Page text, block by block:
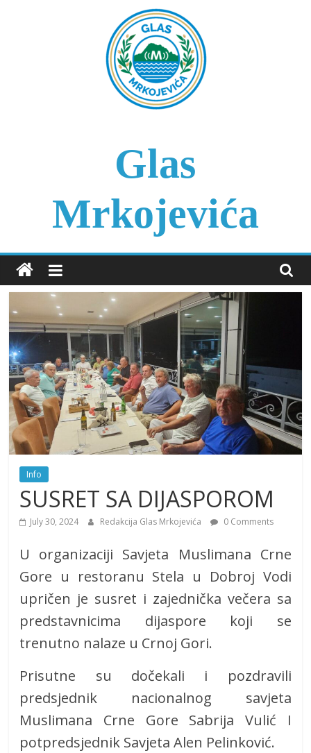
Glas
Mrkojevića
Info
SUSRET SA DIJASPOROM
July 30, 2024 Redakcija Glas Mrkojevića 0 Comments
U organizaciji Savjeta Muslimana Crne
Gore u restoranu Stela u Dobroj Vodi
upričen je susret i zajednička večera sa
predstavnicima dijaspore koji se
trenutno nalaze u Crnoj Gori.
Prisutne su dočekali i pozdravili
predsjednik nacionalnog savjeta
Muslimana Crne Gore Sabrija Vulić I
potpredsjednik Savjeta Alen Pelinković.